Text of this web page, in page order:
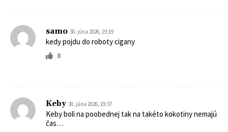
samo 30. júna 2026, 19:19
kedy pojdu do roboty cigany
8
Keby 30. júna 2026, 19:37
Keby boli na poobednej tak na takéto kokotiny nemajú
čas…